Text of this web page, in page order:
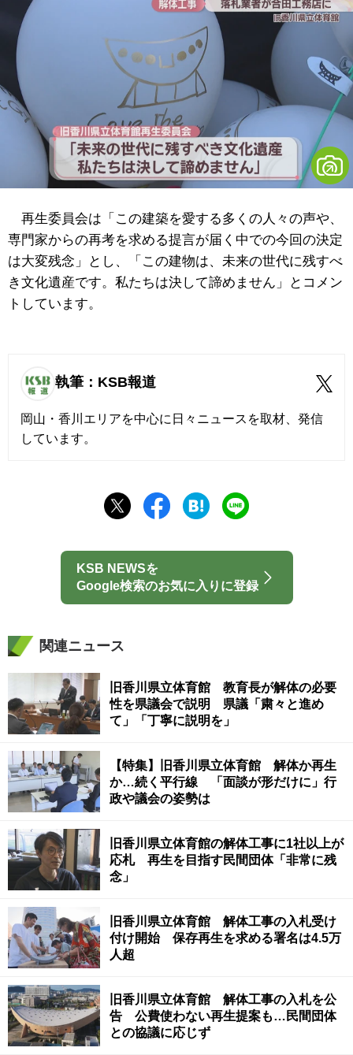
再生委員会は「この建築を愛する多くの人々の声や、
専門家からの再考を求める提言が届く中での今回の決定
は大変残念」とし、「この建物は、未来の世代に残すべ
き文化遺産です。私たちは決して諦めません」とコメン
トしています。
執筆：KSB報道
岡山・香川エリアを中心に日々ニュースを取材、発信
しています。
KSB NEWSを
Google検索のお気に入りに登録
関連ニュース
旧香川県立体育館 教育長が解体の必要
性を県議会で説明 県議「粛々と進め
て」「丁寧に説明を」
【特集】旧香川県立体育館 解体か再生
か…続く平行線 「面談が形だけに」行
政や議会の姿勢は
旧香川県立体育館の解体工事に1社以上が
応札 再生を目指す民間団体「非常に残
念」
旧香川県立体育館 解体工事の入札受け
付け開始 保存再生を求める署名は4.5万
人超
旧香川県立体育館 解体工事の入札を公
告 公費使わない再生提案も…民間団体
との協議に応じず